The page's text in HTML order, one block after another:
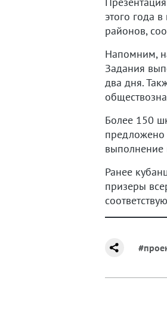
этого года
районов,
Напомним,
Задания
два дня.
Более 150
предложено
выполнение
Ранее
призеры